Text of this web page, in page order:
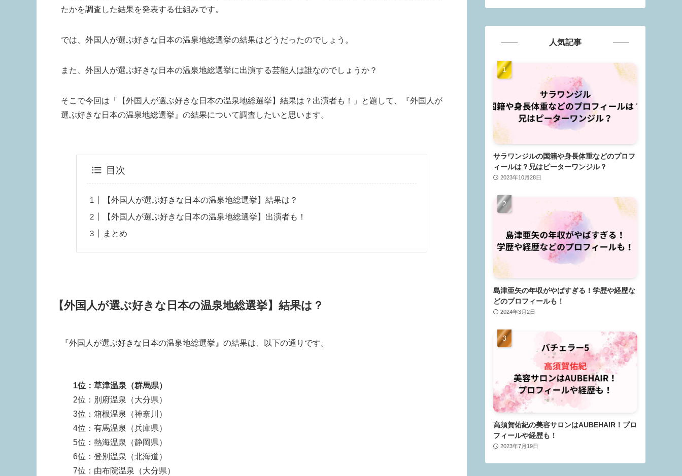
たかを調査した結果を発表する仕組みです。
では、外国人が選ぶ好きな日本の温泉地総選挙の結果はどうだったのでしょう。
また、外国人が選ぶ好きな日本の温泉地総選挙に出演する芸能人は誰なのでしょうか？
そこで今回は「【外国人が選ぶ好きな日本の温泉地総選挙】結果は？出演者も！」と題して、『外国人が
選ぶ好きな日本の温泉地総選挙』の結果について調査したいと思います。
目次
【外国人が選ぶ好きな日本の温泉地総選挙】結果は？
【外国人が選ぶ好きな日本の温泉地総選挙】出演者も！
まとめ
【外国人が選ぶ好きな日本の温泉地総選挙】結果は？
『外国人が選ぶ好きな日本の温泉地総選挙』の結果は、以下の通りです。
1位：草津温泉（群馬県）
2位：別府温泉（大分県）
3位：箱根温泉（神奈川）
4位：有馬温泉（兵庫県）
5位：熱海温泉（静岡県）
6位：登別温泉（北海道）
7位：由布院温泉（大分県）
人気記事
サラワンジルの国籍や身長体重などのプロフ
ィールは？兄はピーターワンジル？
2023年10月28日
島津亜矢の年収がやばすぎる！学歴や経歴な
どのプロフィールも！
2024年3月2日
高須賀佑紀の美容サロンはAUBEHAIR！プロ
フィールや経歴も！
2023年7月19日